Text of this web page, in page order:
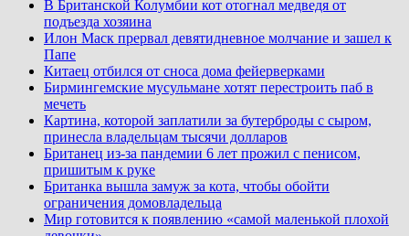
В Британской Колумбии кот отогнал медведя от
подъезда хозяина
Илон Маск прервал девятидневное молчание и зашел к
Папе
Китаец отбился от сноса дома фейерверками
Бирмингемские мусульмане хотят перестроить паб в
мечеть
Картина, которой заплатили за бутерброды с сыром,
принесла владельцам тысячи долларов
Британец из-за пандемии 6 лет прожил с пенисом,
пришитым к руке
Британка вышла замуж за кота, чтобы обойти
ограничения домовладельца
Мир готовится к появлению «самой маленькой плохой